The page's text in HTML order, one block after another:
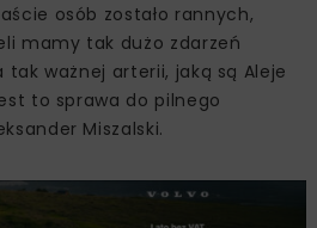
osób zostało rannych,
mamy tak dużo zdarzeń
ważnej arterii, jaką są Aleje
to sprawa do pilnego
Miszalski.